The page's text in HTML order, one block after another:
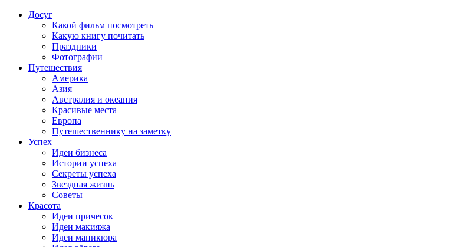
Досуг
Какой фильм посмотреть
Какую книгу почитать
Праздники
Фотографии
Путешествия
Америка
Азия
Австралия и океания
Красивые места
Европа
Путешественнику на заметку
Успех
Идеи бизнеса
Истории успеха
Секреты успеха
Звездная жизнь
Советы
Красота
Идеи причесок
Идеи макияжа
Идеи маникюра